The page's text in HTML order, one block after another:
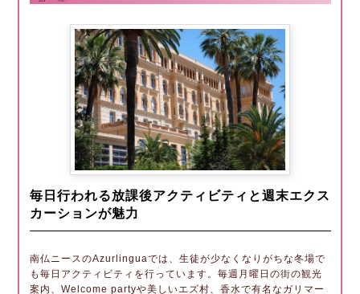
毎日行われる放課後アクティビティと週末エクス
カーションが魅力
南仏ニースのAzurlinguaでは、生徒が少なくなりがちな冬場で
も毎日アクティビティを行っています。毎週月曜日の街の観光
案内、Welcome partyや美しいエズ村、香水で有名なガリマー